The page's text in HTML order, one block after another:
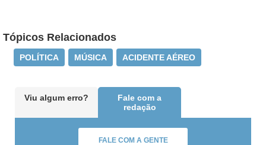
Tópicos Relacionados
POLÍTICA MÚSICA ACIDENTE AÉREO
Viu algum erro?
Fale com a
redação
FALE COM A GENTE